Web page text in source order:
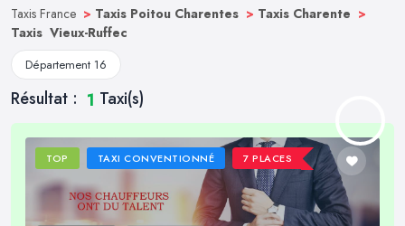
Taxis France > Taxis Poitou Charentes > Taxis Charente >
Taxis Vieux-Ruffec
Département 16
Résultat : 1 Taxi(s)
TOP TAXI CONVENTIONNÉ 7 PLACES